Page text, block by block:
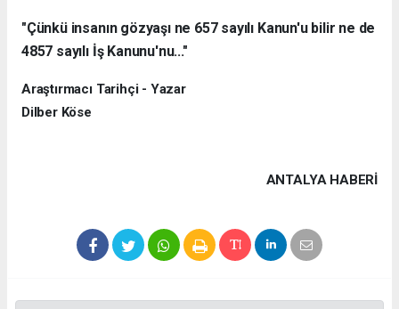
"Çünkü insanın gözyaşı ne 657 sayılı Kanun'u bilir ne de
4857 sayılı İş Kanunu'nu..."
Araştırmacı Tarihçi - Yazar
Dilber Köse
ANTALYA HABERİ